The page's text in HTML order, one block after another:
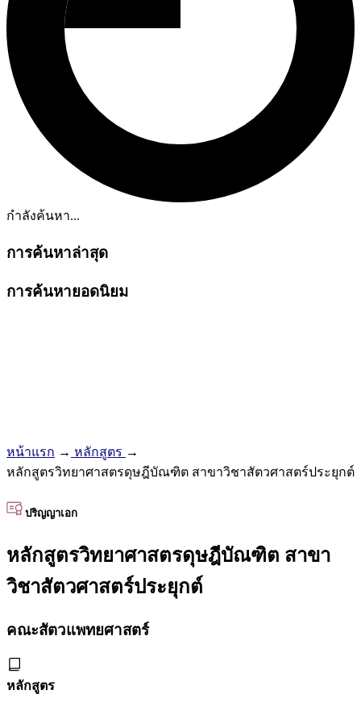
กำลังค้นหา...
การค้นหาล่าสุด
การค้นหายอดนิยม
หน้าแรก → หลักสูตร →
หลักสูตรวิทยาศาสตรดุษฎีบัณฑิต สาขาวิชาสัตวศาสตร์ประยุกต์
ปริญญาเอก
หลักสูตรวิทยาศาสตรดุษฎีบัณฑิต สาขา
วิชาสัตวศาสตร์ประยุกต์
คณะสัตวแพทยศาสตร์
หลักสูตร